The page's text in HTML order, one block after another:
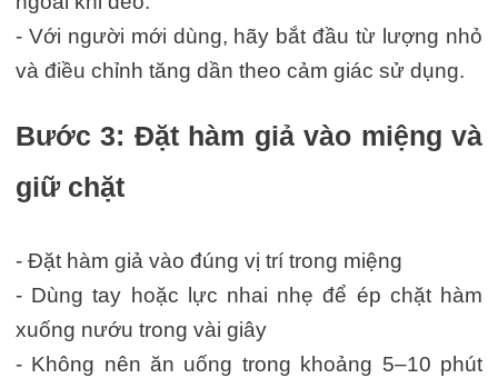
- Với người mới dùng, hãy bắt đầu từ lượng nhỏ
và điều chỉnh tăng dần theo cảm giác sử dụng.
Bước 3: Đặt hàm giả vào miệng và
giữ chặt
- Đặt hàm giả vào đúng vị trí trong miệng
- Dùng tay hoặc lực nhai nhẹ để ép chặt hàm
xuống nướu trong vài giây
- Không nên ăn uống trong khoảng 5–10 phút